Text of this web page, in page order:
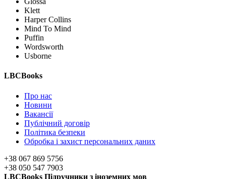
Klett
Harper Collins
Mind To Mind
Puffin
Wordsworth
Usborne
LBCBooks
Про нас
Новини
Вакансії
Публічний договір
Політика безпеки
Обробка і захист персональних даних
+38 067 869 5756
+38 050 547 7903
LBCBooks Підручники з іноземних мов